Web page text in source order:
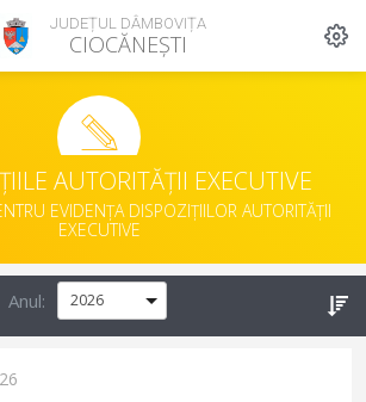
JUDEȚUL DÂMBOVIȚA
CIOCĂNEȘTI
AUTORITĂȚII EXECUTIVE
EVIDENȚA DISPOZIȚIILOR AUTORITĂȚII
EXECUTIVE
Anul: